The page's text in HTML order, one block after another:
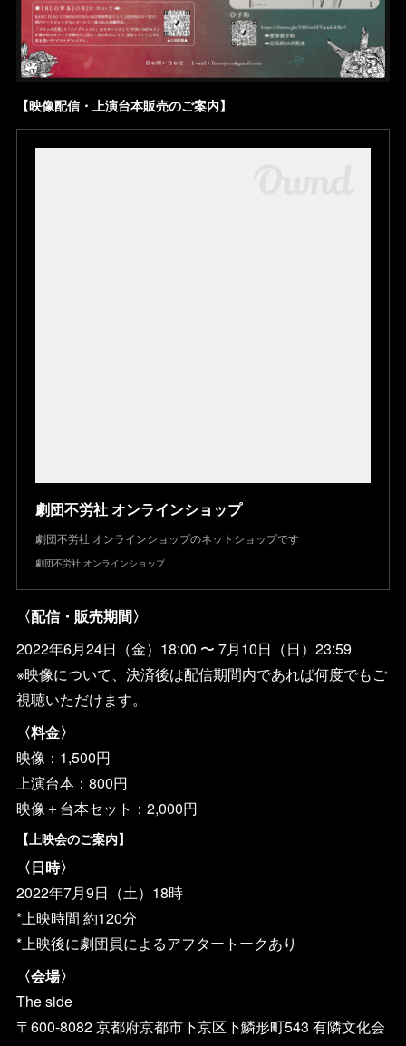
【映像配信・上演台本販売のご案内】
劇団不労社 オンラインショップ
劇団不労社 オンラインショップのネットショップです
劇団不労社 オンラインショップ
〈配信・販売期間〉
2022年6月24日（金）18:00 〜 7月10日（日）23:59
※映像について、決済後は配信期間内であれば何度でもご
視聴いただけます。
〈料金〉
映像：1,500円
上演台本：800円
映像＋台本セット：2,000円
【上映会のご案内】
〈日時〉
2022年7月9日（土）18時
*上映時間 約120分
*上映後に劇団員によるアフタートークあり
〈会場〉
The side
〒600-8082 京都府京都市下京区下鱗形町543 有隣文化会